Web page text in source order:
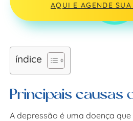
AQUI E AGENDE
índice
Principais causas
A depressão é uma doença